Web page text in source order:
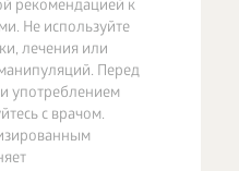
рекомендацией к
Не используйте
лечения или
Перед
употреблением
с врачом.